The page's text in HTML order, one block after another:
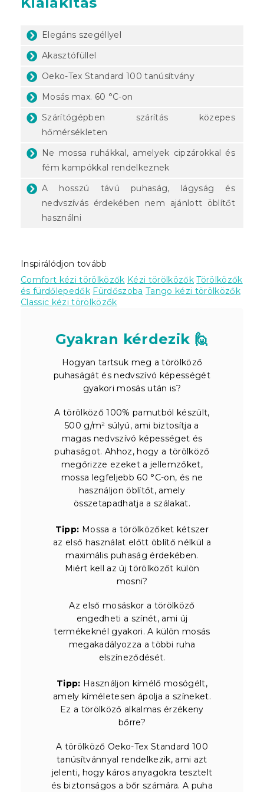
Elegáns szegéllyel
Akasztófüllel
Oeko-Tex Standard 100 tanúsítvány
Mosás max. 60 °C-on
Szárítógépben szárítás közepes
hőmérsékleten
Ne mossa ruhákkal, amelyek cipzárokkal és
fém kampókkal rendelkeznek
A hosszú távú puhaság, lágyság és
nedvszívás érdekében nem ajánlott öblítőt
használni
Inspirálódjon tovább
Comfort kézi törölközők Kézi törölközők Törölközők
és fürdőlepedők Fürdőszoba Tango kézi törölközők
Classic kézi törölközők
Gyakran kérdezik 🙋
Hogyan tartsuk meg a törölköző
puhaságát és nedvszívó képességét
gyakori mosás után is?
A törölköző 100% pamutból készült,
500 g/m² súlyú, ami biztosítja a
magas nedvszívó képességet és
puhaságot. Ahhoz, hogy a törölköző
megőrizze ezeket a jellemzőket,
mossa legfeljebb 60 °C-on, és ne
használjon öblítőt, amely
összetapadhatja a szálakat.
Tipp: Mossa a törölközőket kétszer
az első használat előtt öblítő nélkül a
maximális puhaság érdekében.
Miért kell az új törölközőt külön
mosni?
Az első mosáskor a törölköző
engedheti a színét, ami új
termékeknél gyakori. A külön mosás
megakadályozza a többi ruha
elszíneződését.
Tipp: Használjon kímélő mosógélt,
amely kíméletesen ápolja a színeket.
Ez a törölköző alkalmas érzékeny
bőrre?
A törölköző Oeko-Tex Standard 100
tanúsítvánnyal rendelkezik, ami azt
jelenti, hogy káros anyagokra tesztelt
és biztonságos a bőr számára. A puha